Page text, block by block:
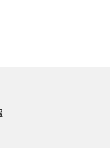
日光 ANA Pocket